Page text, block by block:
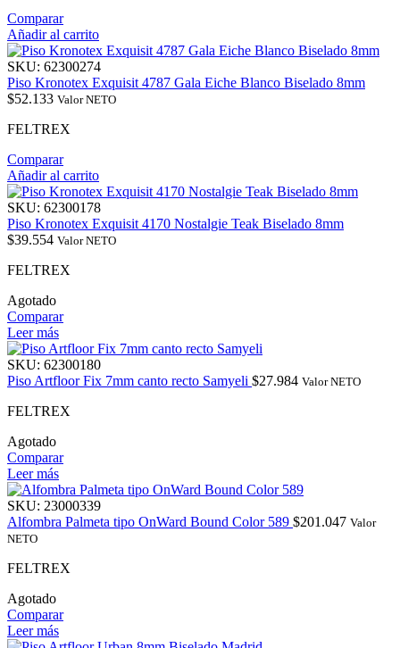
Comparar
Añadir al carrito
SKU: 62300274
Piso Kronotex Exquisit 4787 Gala Eiche Blanco Biselado 8mm
$52.133 Valor NETO
FELTREX
Comparar
Añadir al carrito
SKU: 62300178
Piso Kronotex Exquisit 4170 Nostalgie Teak Biselado 8mm
$39.554 Valor NETO
FELTREX
Agotado
Comparar
Leer más
SKU: 62300180
Piso Artfloor Fix 7mm canto recto Samyeli $27.984 Valor NETO
FELTREX
Agotado
Comparar
Leer más
SKU: 23000339
Alfombra Palmeta tipo OnWard Bound Color 589 $201.047 Valor
NETO
FELTREX
Agotado
Comparar
Leer más